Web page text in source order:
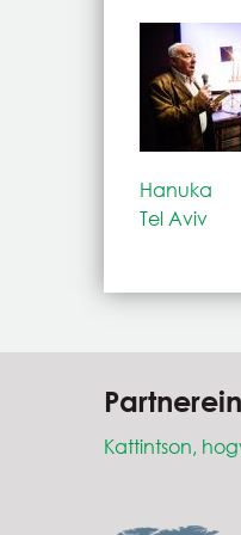
Hanuka
Tel Aviv
Kattintson,